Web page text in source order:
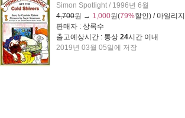
Simon Spotlight / 1996년 6월
4,700원 → 1,000원(79%할인) / 마일리지
판매자 : 상록수
출고예상시간 : 통상 24시간 이내
2019년 03월 05일에 저장